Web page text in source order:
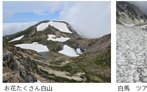
お花たくさん白山 白馬 ツ